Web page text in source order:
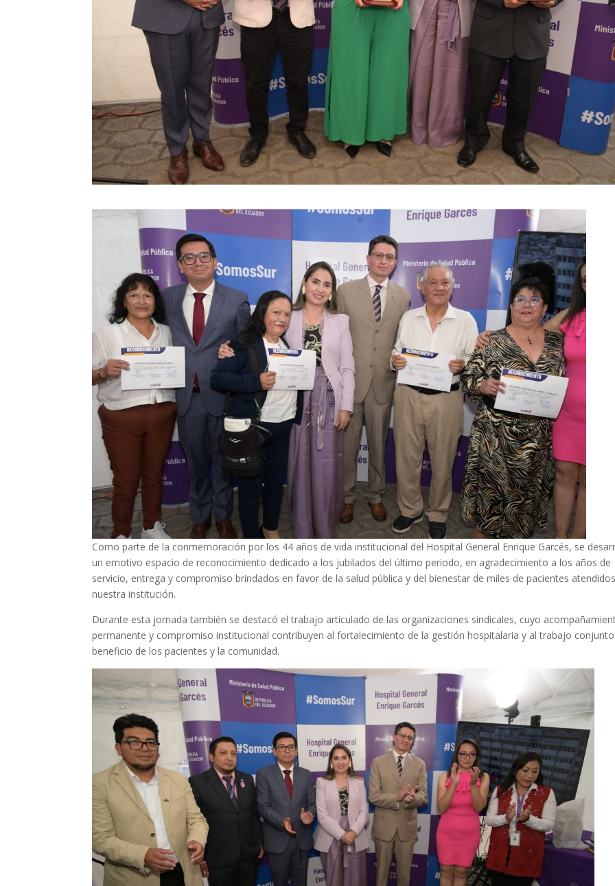
Como parte de la conmemoración por los 44 años de vida institucional del Hospital General Enrique Garcés, se
un emotivo espacio de reconocimiento dedicado a los jubilados del último periodo, en agradecimiento a los años de
servicio, entrega y compromiso brindados en favor de la salud pública y del bienestar de miles de pacientes
nuestra institución.
Durante esta jornada también se destacó el trabajo articulado de las organizaciones sindicales, cuyo
permanente y compromiso institucional contribuyen al fortalecimiento de la gestión hospitalaria y al trabajo
beneficio de los pacientes y la comunidad.